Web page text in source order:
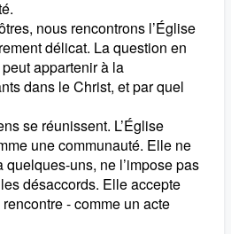
nous rencontrons l’Église
délicat. La question en
appartenir à la
dans le Christ, et par quel
se réunissent. L’Église
une communauté. Elle ne
uns, ne l’impose pas
désaccords. Elle accepte
- comme un acte